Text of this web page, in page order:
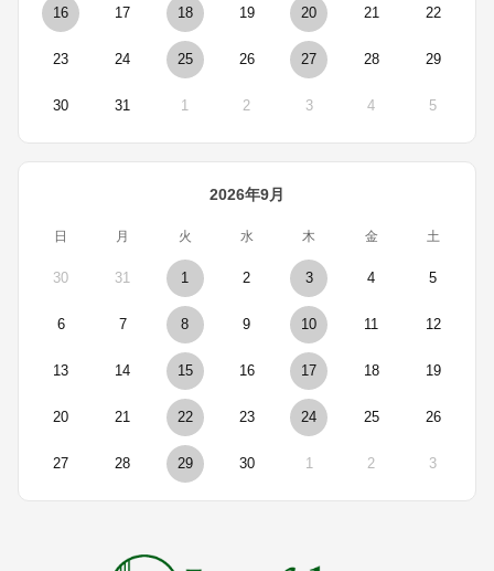
16 17 18 19 20 21 22
23 24 25 26 27 28 29
30 31 1 2 3 4 5
2026年9月
日 月 火 水 木 金 土
30 31 1 2 3 4 5
6 7 8 9 10 11 12
13 14 15 16 17 18 19
20 21 22 23 24 25 26
27 28 29 30 1 2 3